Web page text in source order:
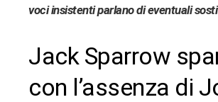
voci insistenti parlano di eventuali
Jack Sparrow
con l’assenza di